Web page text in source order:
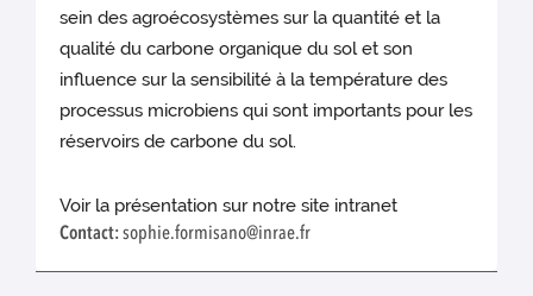
sein des agroécosystèmes sur la quantité et la
qualité du carbone organique du sol et son
influence sur la sensibilité à la température des
processus microbiens qui sont importants pour les
réservoirs de carbone du sol.
Voir la présentation sur notre site intranet
Contact:sophie.formisano@inrae.fr